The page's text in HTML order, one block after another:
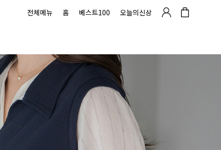
전체메뉴 홈 베스트100 오늘의신상